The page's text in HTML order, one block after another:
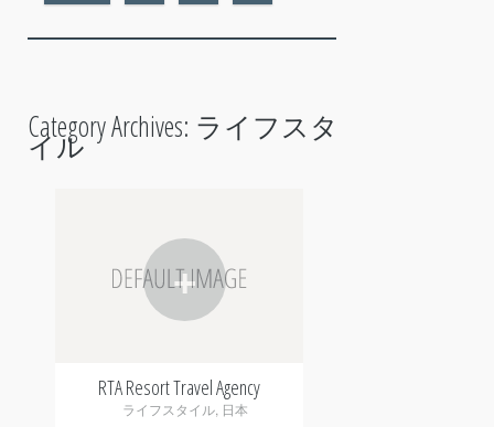
Category Archives: ライフスタ
イル
+
RTA Resort Travel Agency
ライフスタイル, 日本